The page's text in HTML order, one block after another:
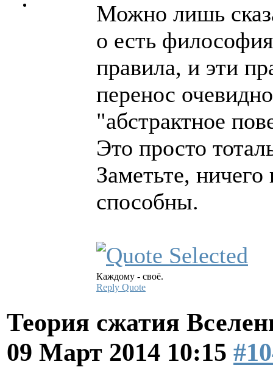
Можно лишь
о есть
правила, и эти
перенос
"абстрактное
Это просто
Заметьте,
способны.
Каждому - своё.
Reply Quote
Теория сжатия
09 Март 2014 10:15